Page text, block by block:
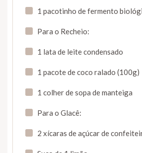
1 pacotinho de fermento
Para o Recheio:
1 lata de leite condensado
1 pacote de coco ralado (100g)
1 colher de sopa de manteiga
Para o Glacê:
2 xícaras de açúcar de